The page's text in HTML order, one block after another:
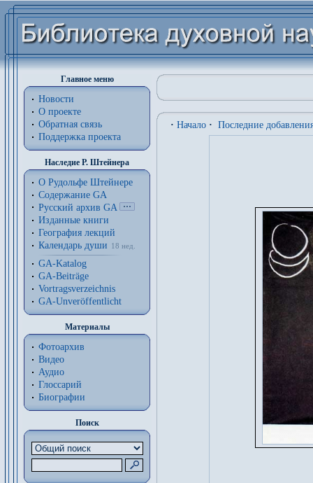
Главное меню
Новости
О проекте
Обратная связь
Поддержка проекта
Наследие Р. Штейнера
О Рудольфе Штейнере
Содержание GA
Русский архив GA
Изданные книги
География лекций
Календарь души
18 нед.
GA-Katalog
GA-Beiträge
Vortragsverzeichnis
GA-Unveröffentlicht
Материалы
Фотоархив
Видео
Аудио
Глоссарий
Биографии
Поиск
· Начало · Последние